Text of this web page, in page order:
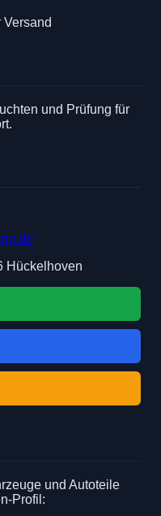
und Prüfung für
Hückelhoven
und Autoteile
Profil: